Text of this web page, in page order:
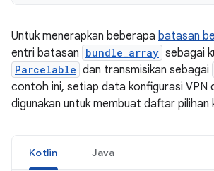
Untuk menerapkan beberapa batasan
entri batasan bundle_array sebagai
Parcelable dan transmisikan sebagai
contoh ini, setiap data konfigurasi VPN
digunakan untuk membuat daftar pilihan
Kotlin Java